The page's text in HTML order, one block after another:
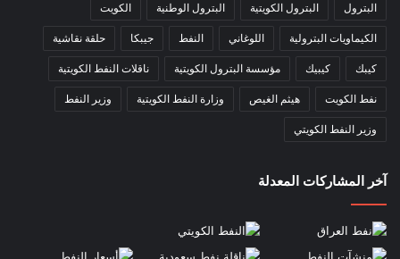
البترول البترول الكويتية البترول الوطنية الكويت
الكيماويات البترولية اللوغاني النفط جيبكا حلقة نقاشية
كيبك كيبيك مؤسسة البترول الكويتية ناقلات النفط الكويتية
نفط الكويت هيثم الغيص وزارة النفط الكويتية وزير النفط
وزير النفط الكويتي
آخر المشاركات المعدلة